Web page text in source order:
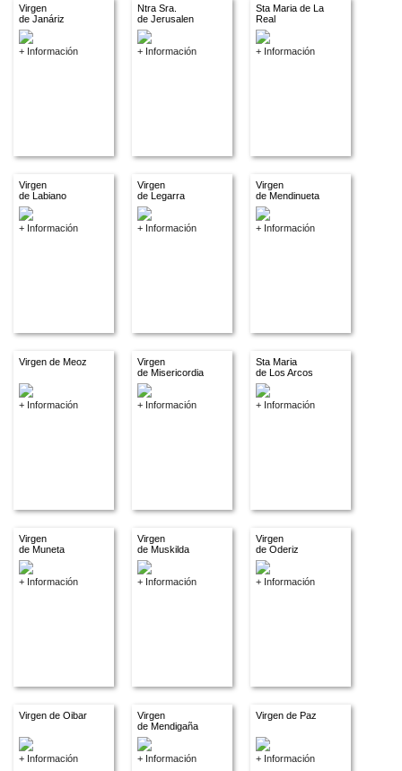
Virgen
de Janáriz
+ Información
Ntra Sra.
de Jerusalen
+ Información
Sta Maria de La
Real
+ Información
Virgen
de Labiano
+ Información
Virgen
de Legarra
+ Información
Virgen
de Mendinueta
+ Información
Virgen de Meoz
+ Información
Virgen
de Misericordia
+ Información
Sta Maria
de Los Arcos
+ Información
Virgen
de Muneta
+ Información
Virgen
de Muskilda
+ Información
Virgen
de Oderiz
+ Información
Virgen de Oibar
+ Información
Virgen
de Mendigaña
+ Información
Virgen de Paz
+ Información